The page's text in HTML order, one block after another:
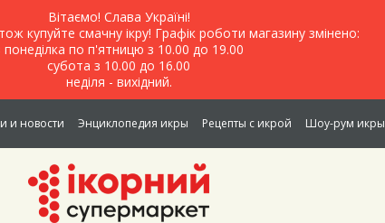
Вітаємо! Слава Україні!
купуйте смачну ікру! Графік роботи магазину змінено:
понеділка по п'ятницю з 10.00 до 19.00
субота з 10.00 до 16.00
неділя - вихідний.
и новости Энциклопедия икры Рецепты с икрой Шоу-рум икры